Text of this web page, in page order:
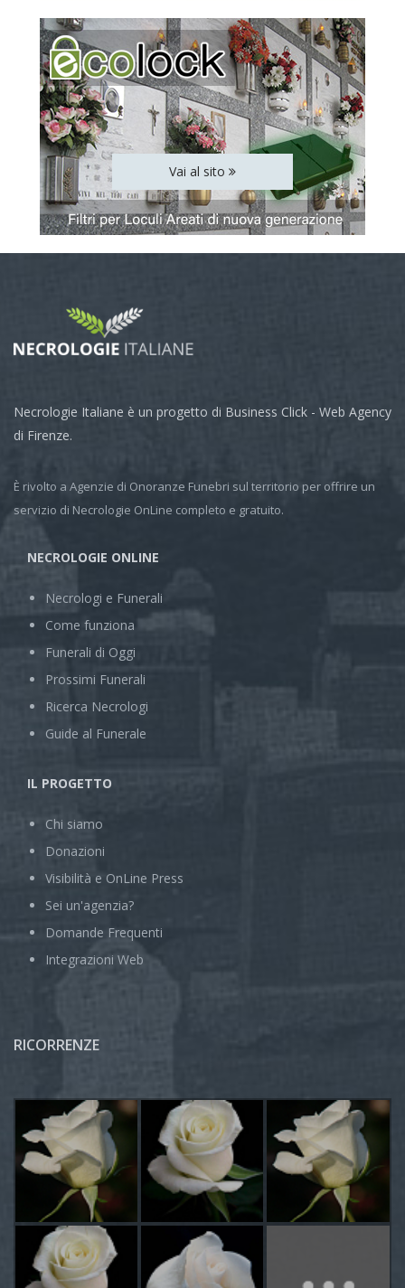
Vai al sito
Necrologie Italiane è un progetto di Business Click - Web Agency
di Firenze.
È rivolto a Agenzie di Onoranze Funebri sul territorio per offrire un
servizio di Necrologie OnLine completo e gratuito.
NECROLOGIE ONLINE
Necrologi e Funerali
Come funziona
Funerali di Oggi
Prossimi Funerali
Ricerca Necrologi
Guide al Funerale
IL PROGETTO
Chi siamo
Donazioni
Visibilità e OnLine Press
Sei un'agenzia?
Domande Frequenti
Integrazioni Web
RICORRENZE